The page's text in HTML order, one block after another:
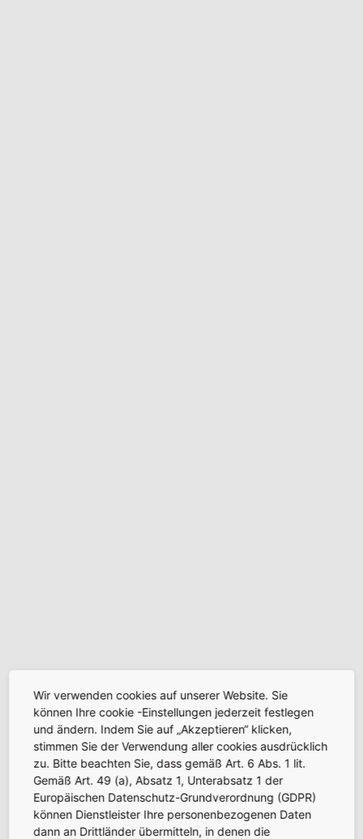
Der Vorfeldkontrollturm wächst bis auf seine
Gesamthöhe von fast 70 Metern Richtung Himmel.
Wir verwenden cookies auf unserer Website. Sie
können Ihre cookie -Einstellungen jederzeit festlegen
und ändern. Indem Sie auf „Akzeptieren“ klicken,
stimmen Sie der Verwendung aller cookies ausdrücklich
zu. Bitte beachten Sie, dass gemäß Art. 6 Abs. 1 lit.
Gemäß Art. 49 (a), Absatz 1, Unterabsatz 1 der
Europäischen Datenschutz-Grundverordnung (GDPR)
können Dienstleister Ihre personenbezogenen Daten
dann an Drittländer übermitteln, in denen die